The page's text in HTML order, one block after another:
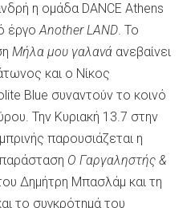
η ομάδα DANCE Athens
έργοAnother LAND. Το
Μήλα μου γαλανά ανεβαίνει
και ο Νίκος
Blue συναντούν το κοινό
Την Κυριακή 13.7 στην
παρουσιάζεται η
παράσταση Ο Γαργαληστής &
Δημήτρη Μπασλάμ και τη
το συγκρότημά του